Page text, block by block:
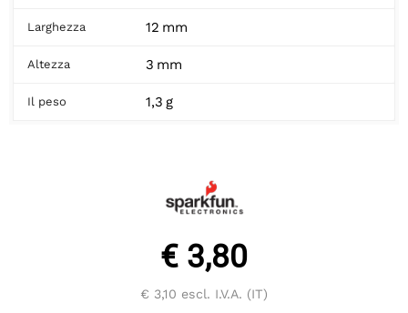
Larghezza 12 mm
Altezza 3 mm
Il peso 1,3 g
€ 3,80
€ 3,10 escl. I.V.A. (IT)